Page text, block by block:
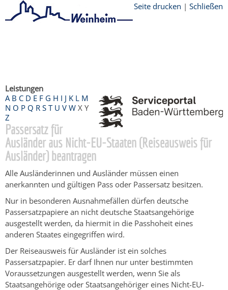
Seite drucken | Schließen
Leistungen
A B C D E F G H I J K L M
N O P Q R S T U V W X Y
Z
Passersatz für
Ausländer aus Nicht-EU-Staaten (Reiseausweis für
Ausländer) beantragen
Alle Ausländerinnen und Ausländer müssen einen
anerkannten und gültigen Pass oder Passersatz besitzen.
Nur in besonderen Ausnahmefällen dürfen deutsche
Passersatzpapiere an nicht deutsche Staatsangehörige
ausgestellt werden, da hiermit in die Passhoheit eines
anderen Staates eingegriffen wird.
Der Reiseausweis für Ausländer ist ein solches
Passersatzpapier. Er darf Ihnen nur unter bestimmten
Voraussetzungen ausgestellt werden, wenn Sie als
Staatsangehörige oder Staatsangehöriger eines Nicht-EU-